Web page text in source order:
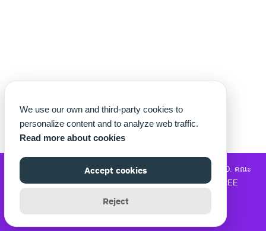
©2026 WWW.THECHETTER.COM. ALL RIGHTS RESERVED. คณะ
วิทยาศาสตร์และเทคโนโลยี|รับซื้อแบรนด์เนม|MOVIE2FREE
We use our own and third-party cookies to
personalize content and to analyze web traffic.
Read more about cookies
Accept cookies
Reject